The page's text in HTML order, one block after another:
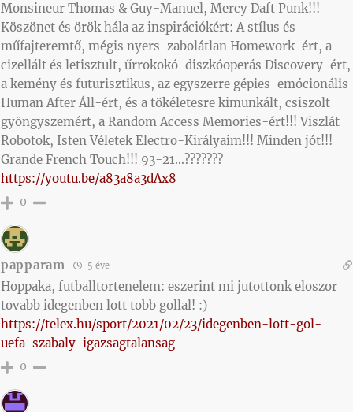
Monsineur Thomas & Guy-Manuel, Mercy Daft Punk!!!
Köszönet és örök hála az inspirációkért: A stílus és
műfajteremtő, mégis nyers-zabolátlan Homework-ért, a
cizellált és letisztult, űrrokokó-diszkóoperás Discovery-ért,
a kemény és futurisztikus, az egyszerre gépies-emócionális
Human After Áll-ért, és a tökéletesre kimunkált, csiszolt
gyöngyszemért, a Random Access Memories-ért!!! Viszlát
Robotok, Isten Véletek Electro-Királyaim!!! Minden jót!!!
Grande French Touch!!! 93-21…???????️
https://youtu.be/a83a8a3dAx8
0
papparam 5 éve
Hoppaka, futballtortenelem: eszerint mi jutottonk eloszor
tovabb idegenben lott tobb gollal! :)
https://telex.hu/sport/2021/02/23/idegenben-lott-gol-
uefa-szabaly-igazsagtalansag
0